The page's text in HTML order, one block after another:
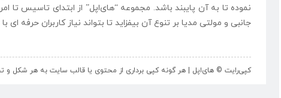
نموده تا به آن پایبند باشد. مجموعه “های‌اپل” از ابتدای تاسیس تا
جانبی و مولتی مدیا بر تنوع آن بیفزاید تا بتواند نیاز کاربران حرفه
کپی‌رایت © های‌اپل | هر گونه کپی برداری از محتوی یا قالب سایت به هر